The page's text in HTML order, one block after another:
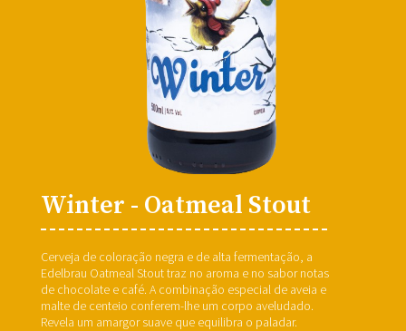
Winter - Oatmeal Stout
Cerveja de coloração negra e de alta fermentação, a
Edelbrau Oatmeal Stout traz no aroma e no sabor notas
de chocolate e café. A combinação especial de aveia e
malte de centeio conferem-lhe um corpo aveludado.
Revela um amargor suave que equilibra o paladar.